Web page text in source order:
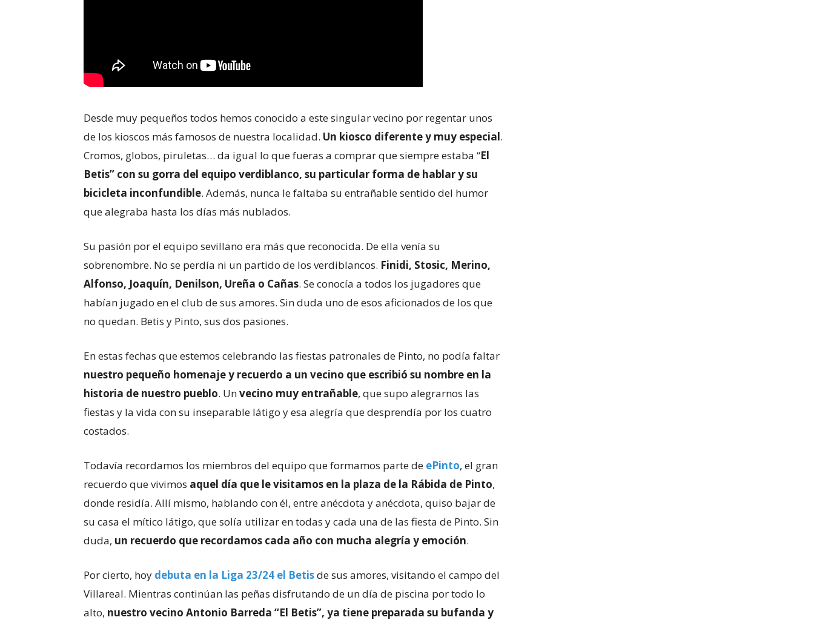
Desde muy pequeños todos hemos conocido a este singular vecino por regentar unos
de los kioscos más famosos de nuestra localidad. Un kiosco diferente y muy especial.
Cromos, globos, piruletas… da igual lo que fueras a comprar que siempre estaba “El
Betis” con su gorra del equipo verdiblanco, su particular forma de hablar y su
bicicleta inconfundible. Además, nunca le faltaba su entrañable sentido del humor
que alegraba hasta los días más nublados.
Su pasión por el equipo sevillano era más que reconocida. De ella venía su
sobrenombre. No se perdía ni un partido de los verdiblancos. Finidi, Stosic, Merino,
Alfonso, Joaquín, Denilson, Ureña o Cañas. Se conocía a todos los jugadores que
habían jugado en el club de sus amores. Sin duda uno de esos aficionados de los que
no quedan. Betis y Pinto, sus dos pasiones.
En estas fechas que estemos celebrando las fiestas patronales de Pinto, no podía faltar
nuestro pequeño homenaje y recuerdo a un vecino que escribió su nombre en la
historia de nuestro pueblo. Unvecino muy entrañable, que supo alegrarnos las
fiestas y la vida con su inseparable látigo y esa alegría que desprendía por los cuatro
costados.
Todavía recordamos los miembros del equipo que formamos parte de ePinto, el gran
recuerdo que vivimos aquel día que le visitamos en la plaza de la Rábida de Pinto,
donde residía. Allí mismo, hablando con él, entre anécdota y anécdota, quiso bajar de
su casa el mítico látigo, que solía utilizar en todas y cada una de las fiesta de Pinto. Sin
duda, un recuerdo que recordamos cada año con mucha alegría y emoción.
Por cierto, hoy debuta en la Liga 23/24 el Betisde sus amores, visitando el campo del
Villareal. Mientras continúan las peñas disfrutando de un día de piscina por todo lo
alto, nuestro vecino Antonio Barreda “El Betis”, ya tiene preparada su bufanda y